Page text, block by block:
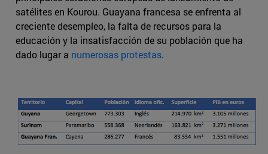
satélites en Kourou. Guayana francesa se enfrenta al
creciente desempleo, la falta de recursos para la
educación y la insatisfacción de su población que ha
dado lugar a numerosas protestas.